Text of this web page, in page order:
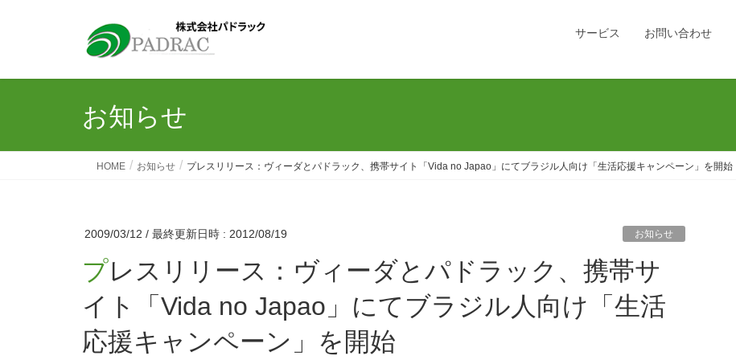
サービス お問い合わせ
お知らせ
HOME お知らせ プレスリリース：ヴィーダとパドラック、携帯サイト「Vida no Japao」にてブラジル人向け「生活応援キャンペーン」を開始
2009/03/12 / 最終更新日時 : 2012/08/19 お知らせ
プレスリリース：ヴィーダとパドラック、携帯サ
イト「Vida no Japao」にてブラジル人向け「生活
応援キャンペーン」を開始